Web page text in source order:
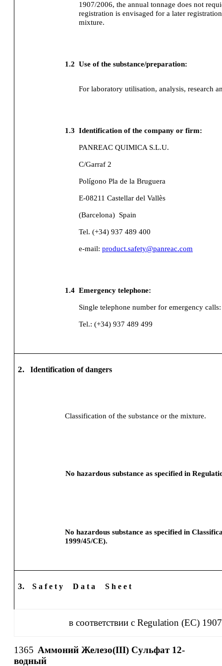
1907/2006, the annual tonnage does not
registration is envisaged for a later
mixture.
1.2 Use of the substance/preparation:
For laboratory utilisation, analysis, research
1.3 Identification of the company or firm:
PANREAC QUIMICA S.L.U.
C/Garraf 2
Polígono Pla de la Bruguera
E-08211 Castellar del Vallès
(Barcelona) Spain
Tel. (+34) 937 489 400
e-mail:product.safety@panreac.com
1.4 Emergency telephone:
Single telephone number for emergency
Tel.: (+34) 937 489 499
2. Identification of dangers
Classification of the substance or the mixture.
No hazardous substance as specified in
No hazardous substance as specified in
1999/45/CE).
3. S a f e t y D a t a S h e e t
в соответствии с Regulation (EC)
1365 Аммоний Железо(III) Сульфат 12-
водный